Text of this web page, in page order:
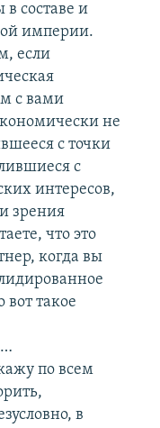
в составе и
империи.
если
с вами
не
с точки
с
интересов,
зрения
что это
когда вы
вот такое
по всем
в